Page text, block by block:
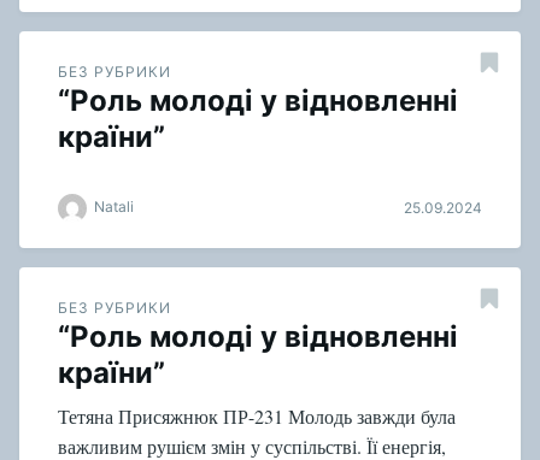
БЕЗ РУБРИКИ
“Роль молоді у відновленні
країни”
Natali 25.09.2024
БЕЗ РУБРИКИ
“Роль молоді у відновленні
країни”
Тетяна Присяжнюк ПР-231 Молодь завжди була
важливим рушієм змін у суспільстві. Її енергія,